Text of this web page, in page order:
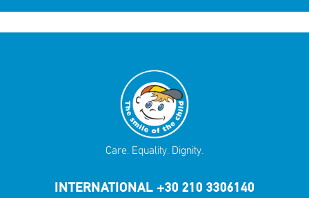
Care. Equality. Dignity.
INTERNATIONAL +30 210 3306140